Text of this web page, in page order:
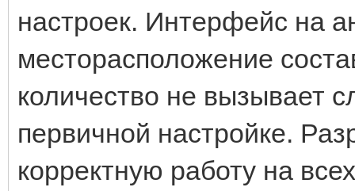
настроек. Интерфейс на
месторасположение
количество не вызывает
первичной настройке.
корректную работу на